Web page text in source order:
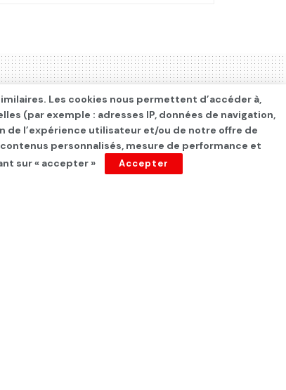
Les cookies nous permettent d’accéder à,
(par exemple : adresses IP, données de navigation,
de l’expérience utilisateur et/ou de notre offre de
personnalisés, mesure de performance et
sur « accepter »
Accepter